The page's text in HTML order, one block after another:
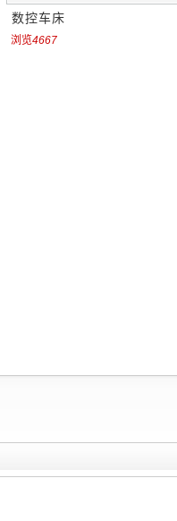
数控车床
浏览4667